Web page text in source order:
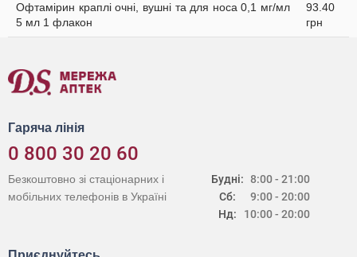
Офтамірин краплі очні, вушні та для носа 0,1 мг/мл
5 мл 1 флакон
93.40
грн
Гаряча лінія
0 800 30 20 60
Будні:
Сб:
Нд:
8:00 - 21:00
9:00 - 20:00
10:00 - 20:00
Безкоштовно зі стаціонарних і
мобільних телефонів в Україні